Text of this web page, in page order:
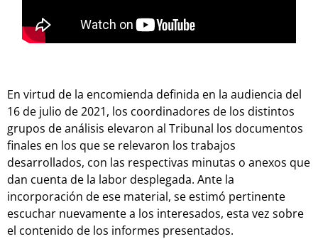
En virtud de la encomienda definida en la audiencia del
16 de julio de 2021, los coordinadores de los distintos
grupos de análisis elevaron al Tribunal los documentos
finales en los que se relevaron los trabajos
desarrollados, con las respectivas minutas o anexos que
dan cuenta de la labor desplegada. Ante la
incorporación de ese material, se estimó pertinente
escuchar nuevamente a los interesados, esta vez sobre
el contenido de los informes presentados.